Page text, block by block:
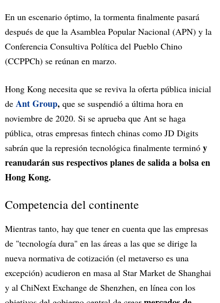
En un escenario óptimo, la tormenta finalmente pasará
después de que la Asamblea Popular Nacional (APN) y la
Conferencia Consultiva Política del Pueblo Chino
(CCPPCh) se reúnan en marzo.
Hong Kong necesita que se reviva la oferta pública inicial
de Ant Group, que se suspendió a última hora en
noviembre de 2020. Si se aprueba que Ant se haga
pública, otras empresas fintech chinas como JD Digits
sabrán que la represión tecnológica finalmente terminó y
reanudarán sus respectivos planes de salida a bolsa en
Hong Kong.
Competencia del continente
Mientras tanto, hay que tener en cuenta que las empresas
de "tecnología dura" en las áreas a las que se dirige la
nueva normativa de cotización (el metaverso es una
excepción) acudieron en masa al Star Market de Shanghai
y al ChiNext Exchange de Shenzhen, en línea con los